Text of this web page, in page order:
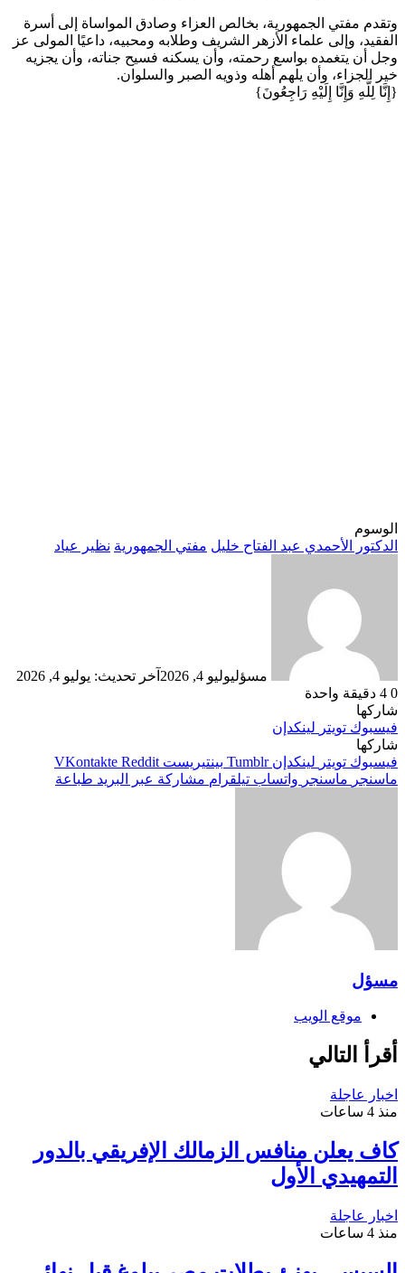
وتقدم مفتي الجمهورية، بخالص العزاء وصادق المواساة إلى أسرة
الفقيد، وإلى علماء الأزهر الشريف وطلابه ومحبيه، داعيًا المولى عز
وجل أن يتغمده بواسع رحمته، وأن يسكنه فسيح جناته، وأن يجزيه
خير الجزاء، وأن يلهم أهله وذويه الصبر والسلوان.
{إِنَّا لِلَّهِ وَإِنَّا إِلَيْهِ رَاجِعُونَ}
الوسوم
الدكتور الأحمدي عبد الفتاح خليل مفتي الجمهورية نظير عياد
مسؤليوليو 4, 2026
آخر تحديث: يوليو 4, 2026
0
دقيقة واحدة
شاركها
فيسبوك تويتر لينكدإن
شاركها
فيسبوك تويتر لينكدإن بينتيريست
ماسنجر ماسنجر واتساب تيلقرام مشاركة عبر البريد طباعة
مسؤل
موقع الويب
أقرأ التالي
اخبار عاجلة
منذ 4 ساعات
كاف يعلن منافس الزمالك الإفريقي بالدور
التمهيدي الأول
اخبار عاجلة
منذ 4 ساعات